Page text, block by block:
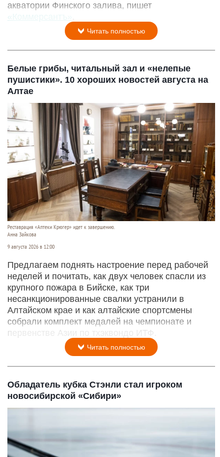
акватории Финского залива, пишет
«Коммерсантъ»
Читать полностью
Белые грибы, читальный зал и «нелепые
пушистики». 10 хороших новостей августа на
Алтае
Реставрация «Аптеки Крюгер» идет к завершению.
Анна Зайкова
9 августа 2026 в 12:00
Предлагаем поднять настроение перед рабочей
неделей и почитать, как двух человек спасли из
крупного пожара в Бийске, как три
несанкционированные свалки устранили в
Алтайском крае и как алтайские спортсмены
собрали комплект медалей на чемпионате и
первенстве Азии по тхэквондо ИТФ.
Читать полностью
Обладатель кубка Стэнли стал игроком
новосибирской «Сибири»